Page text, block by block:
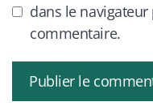
dans le
commentaire.